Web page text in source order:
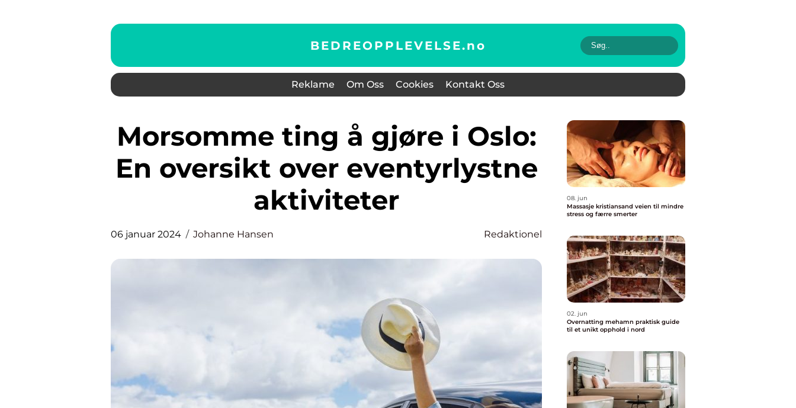
BEDREOPPLEVELSE.no
Reklame Om Oss Cookies Kontakt Oss
Morsomme ting å gjøre i Oslo:
En oversikt over eventyrlystne
aktiviteter
06 januar 2024 Johanne Hansen Redaktionel
08. jun
Massasje kristiansand veien til mindre
stress og færre smerter
02. jun
Overnatting mehamn praktisk guide
til et unikt opphold i nord